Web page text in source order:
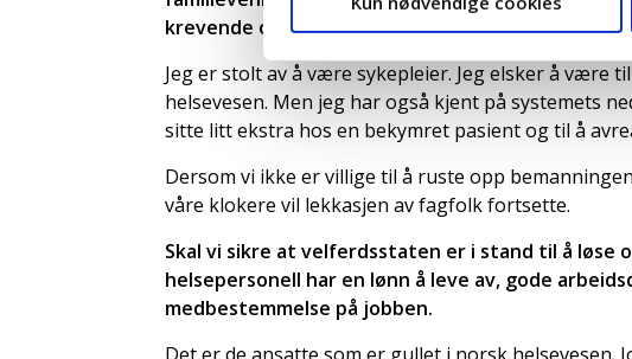
krevende oppgavene.
Jeg er stolt av å være sykepleier. Jeg elsker å være
helsevesen. Men jeg har også kjent på systemets
sitte litt ekstra hos en bekymret pasient og til å
Dersom vi ikke er villige til å ruste opp
våre klokere vil lekkasjen av fagfolk fortsette.
Skal vi sikre at velferdsstaten er i stand til å løse
helsepersonell har en lønn å leve av, gode
medbestemmelse på jobben.